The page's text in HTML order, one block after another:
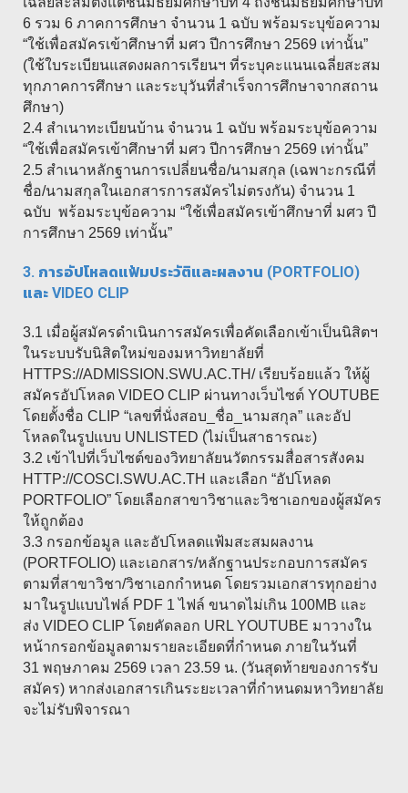
6 รวม 6 ภาคการศึกษา จำนวน 1 ฉบับ พร้อมระบุข้อความ
“ใช้เพื่อสมัครเข้าศึกษาที่ มศว ปีการศึกษา 2569 เท่านั้น”
(ใช้ใบระเบียนแสดงผลการเรียนฯ ที่ระบุคะแนนเฉลี่ยสะสม
ทุกภาคการศึกษา และระบุวันที่สำเร็จการศึกษาจากสถาน
ศึกษา)
2.4 สำเนาทะเบียนบ้าน จำนวน 1 ฉบับ พร้อมระบุข้อความ
“ใช้เพื่อสมัครเข้าศึกษาที่ มศว ปีการศึกษา 2569 เท่านั้น”
2.5 สำเนาหลักฐานการเปลี่ยนชื่อ/นามสกุล (เฉพาะกรณีที่
ชื่อ/นามสกุลในเอกสารการสมัครไม่ตรงกัน) จำนวน 1
ฉบับ พร้อมระบุข้อความ “ใช้เพื่อสมัครเข้าศึกษาที่ มศว ปี
การศึกษา 2569 เท่านั้น”
3. การอัปโหลดแฟ้มประวัติและผลงาน (PORTFOLIO)
และ VIDEO CLIP
3.1 เมื่อผู้สมัครดำเนินการสมัครเพื่อคัดเลือกเข้าเป็นนิสิตฯ
ในระบบรับนิสิตใหม่ของมหาวิทยาลัยที่
HTTPS://ADMISSION.SWU.AC.TH/ เรียบร้อยแล้ว ให้ผู้
สมัครอัปโหลด VIDEO CLIP ผ่านทางเว็บไซต์ YOUTUBE
โดยตั้งชื่อ CLIP “เลขที่นั่งสอบ_ชื่อ_นามสกุล” และอัป
โหลดในรูปแบบ UNLISTED (ไม่เป็นสาธารณะ)
3.2 เข้าไปที่เว็บไซต์ของวิทยาลัยนวัตกรรมสื่อสารสังคม
HTTP://COSCI.SWU.AC.TH และเลือก “อัปโหลด
PORTFOLIO” โดยเลือกสาขาวิชาและวิชาเอกของผู้สมัคร
ให้ถูกต้อง
3.3 กรอกข้อมูล และอัปโหลดแฟ้มสะสมผลงาน
(PORTFOLIO) และเอกสาร/หลักฐานประกอบการสมัคร
ตามที่สาขาวิชา/วิชาเอกกำหนด โดยรวมเอกสารทุกอย่าง
มาในรูปแบบไฟล์ PDF 1 ไฟล์ ขนาดไม่เกิน 100MB และ
ส่ง VIDEO CLIP โดยคัดลอก URL YOUTUBE มาวางใน
หน้ากรอกข้อมูลตามรายละเอียดที่กำหนด ภายในวันที่
31 พฤษภาคม 2569 เวลา 23.59 น. (วันสุดท้ายของการรับ
สมัคร) หากส่งเอกสารเกินระยะเวลาที่กำหนดมหาวิทยาลัย
จะไม่รับพิจารณา